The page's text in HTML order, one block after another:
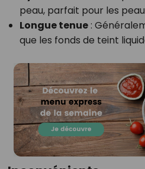
peau, parfait pour les
Longue tenue:
que les fonds de teint